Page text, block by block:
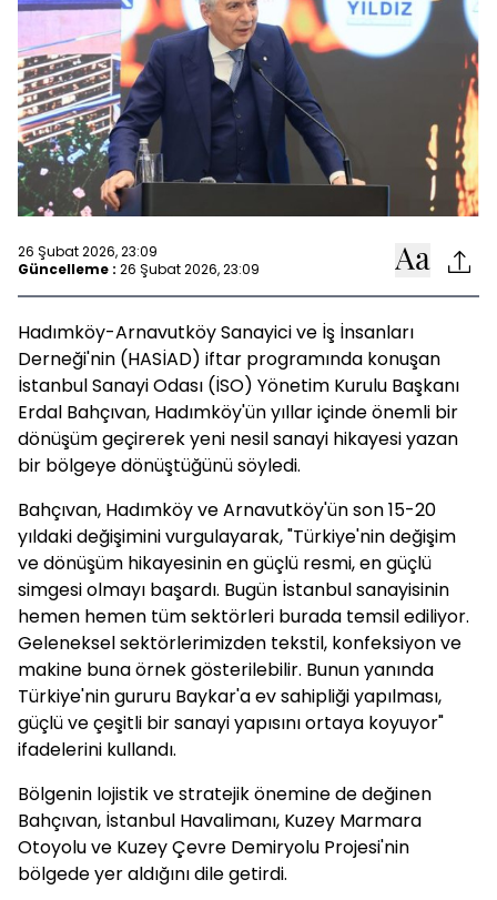
26 Şubat 2026, 23:09
Güncelleme : 26 Şubat 2026, 23:09
Hadımköy-Arnavutköy Sanayici ve İş İnsanları
Derneği'nin (HASİAD) iftar programında konuşan
İstanbul Sanayi Odası (İSO) Yönetim Kurulu Başkanı
Erdal Bahçıvan, Hadımköy'ün yıllar içinde önemli bir
dönüşüm geçirerek yeni nesil sanayi hikayesi yazan
bir bölgeye dönüştüğünü söyledi.
Bahçıvan, Hadımköy ve Arnavutköy'ün son 15-20
yıldaki değişimini vurgulayarak, "Türkiye'nin değişim
ve dönüşüm hikayesinin en güçlü resmi, en güçlü
simgesi olmayı başardı. Bugün İstanbul sanayisinin
hemen hemen tüm sektörleri burada temsil ediliyor.
Geleneksel sektörlerimizden tekstil, konfeksiyon ve
makine buna örnek gösterilebilir. Bunun yanında
Türkiye'nin gururu Baykar'a ev sahipliği yapılması,
güçlü ve çeşitli bir sanayi yapısını ortaya koyuyor"
ifadelerini kullandı.
Bölgenin lojistik ve stratejik önemine de değinen
Bahçıvan, İstanbul Havalimanı, Kuzey Marmara
Otoyolu ve Kuzey Çevre Demiryolu Projesi'nin
bölgede yer aldığını dile getirdi.